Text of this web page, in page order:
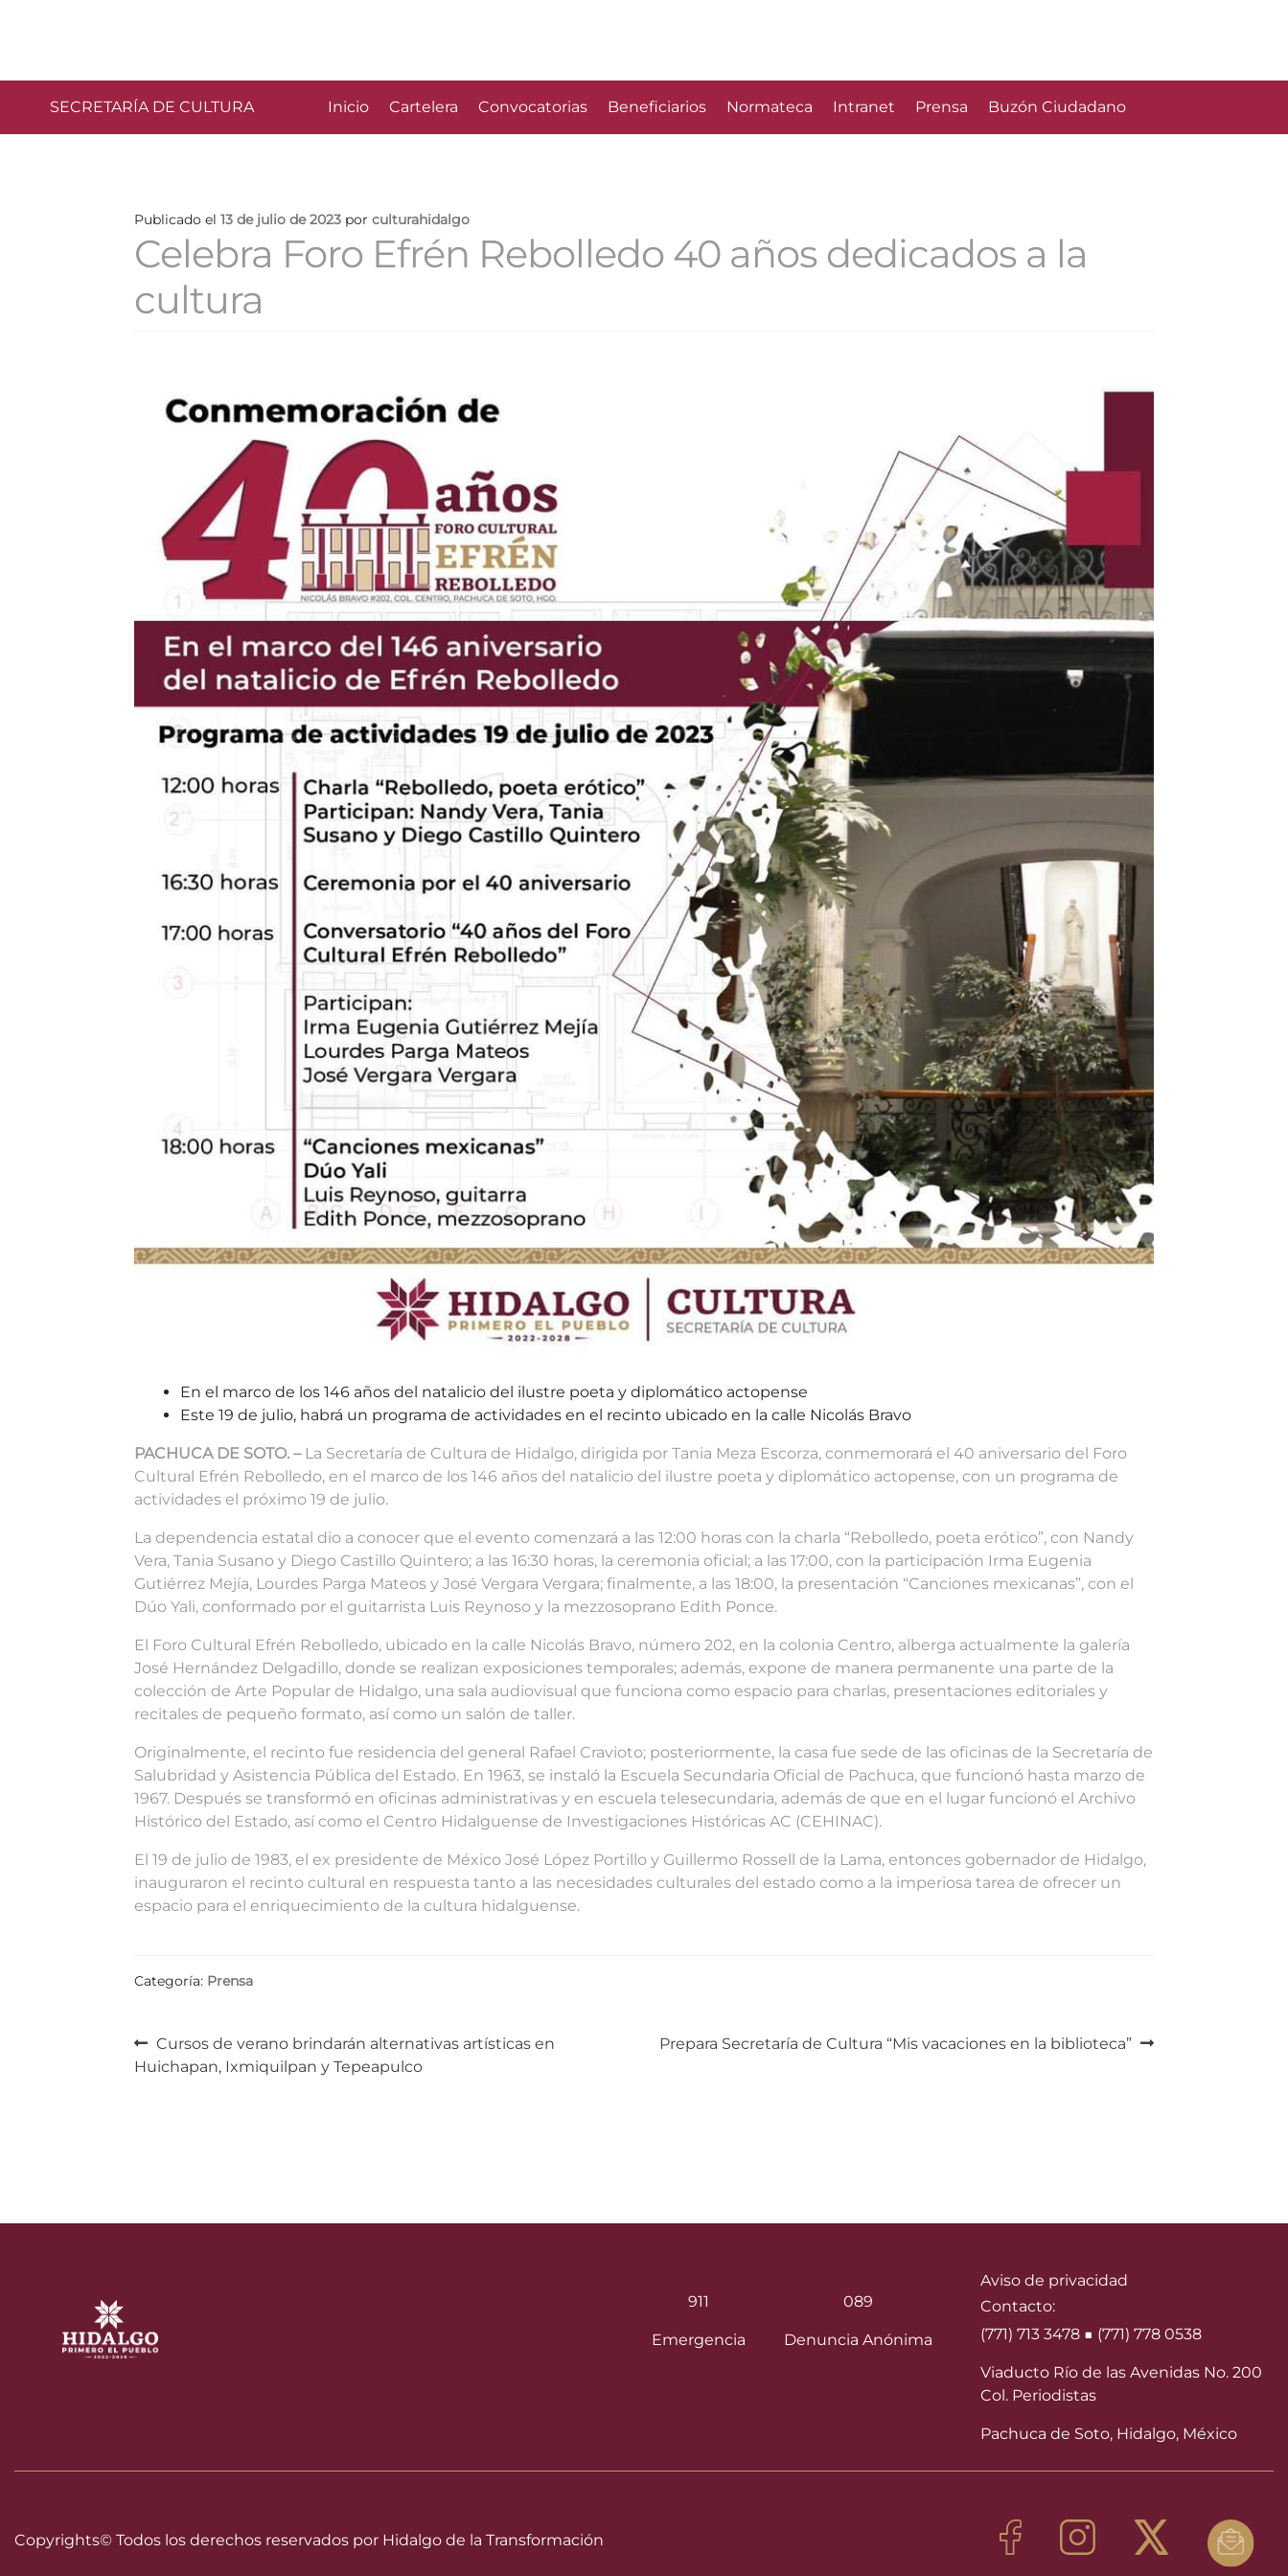
SECRETARÍA DE CULTURA Inicio Cartelera Convocatorias Beneficiarios Normateca Intranet Prensa Buzón Ciudadano
Publicado el13 de julio de 2023 porculturahidalgo
Celebra Foro Efrén Rebolledo 40 años dedicados a la
cultura
En el marco de los 146 años del natalicio del ilustre poeta y diplomático actopense
Este 19 de julio, habrá un programa de actividades en el recinto ubicado en la calle Nicolás Bravo
PACHUCA DE SOTO. – La Secretaría de Cultura de Hidalgo, dirigida por Tania Meza Escorza, conmemorará el 40 aniversario del Foro
Cultural Efrén Rebolledo, en el marco de los 146 años del natalicio del ilustre poeta y diplomático actopense, con un programa de
actividades el próximo 19 de julio.
La dependencia estatal dio a conocer que el evento comenzará a las 12:00 horas con la charla “Rebolledo, poeta erótico”, con Nandy
Vera, Tania Susano y Diego Castillo Quintero; a las 16:30 horas, la ceremonia oficial; a las 17:00, con la participación Irma Eugenia
Gutiérrez Mejía, Lourdes Parga Mateos y José Vergara Vergara; finalmente, a las 18:00, la presentación “Canciones mexicanas”, con el
Dúo Yali, conformado por el guitarrista Luis Reynoso y la mezzosoprano Edith Ponce.
El Foro Cultural Efrén Rebolledo, ubicado en la calle Nicolás Bravo, número 202, en la colonia Centro, alberga actualmente la galería
José Hernández Delgadillo, donde se realizan exposiciones temporales; además, expone de manera permanente una parte de la
colección de Arte Popular de Hidalgo, una sala audiovisual que funciona como espacio para charlas, presentaciones editoriales y
recitales de pequeño formato, así como un salón de taller.
Originalmente, el recinto fue residencia del general Rafael Cravioto; posteriormente, la casa fue sede de las oficinas de la Secretaría de
Salubridad y Asistencia Pública del Estado. En 1963, se instaló la Escuela Secundaria Oficial de Pachuca, que funcionó hasta marzo de
1967. Después se transformó en oficinas administrativas y en escuela telesecundaria, además de que en el lugar funcionó el Archivo
Histórico del Estado, así como el Centro Hidalguense de Investigaciones Históricas AC (CEHINAC).
El 19 de julio de 1983, el ex presidente de México José López Portillo y Guillermo Rossell de la Lama, entonces gobernador de Hidalgo,
inauguraron el recinto cultural en respuesta tanto a las necesidades culturales del estado como a la imperiosa tarea de ofrecer un
espacio para el enriquecimiento de la cultura hidalguense.
Categoría: Prensa
Navegación
de
Anterior:
Cursos de verano brindarán alternativas artísticas en
Huichapan, Ixmiquilpan y Tepeapulco
Siguiente:
Prepara Secretaría de Cultura “Mis vacaciones en la biblioteca”
911
Emergencia
089
Denuncia Anónima
Aviso de privacidad
Contacto:
(771) 713 3478 ■ (771) 778 0538
Viaducto Río de las Avenidas No. 200
Col. Periodistas
Pachuca de Soto, Hidalgo, México
Copyrights© Todos los derechos reservados por Hidalgo de la Transformación